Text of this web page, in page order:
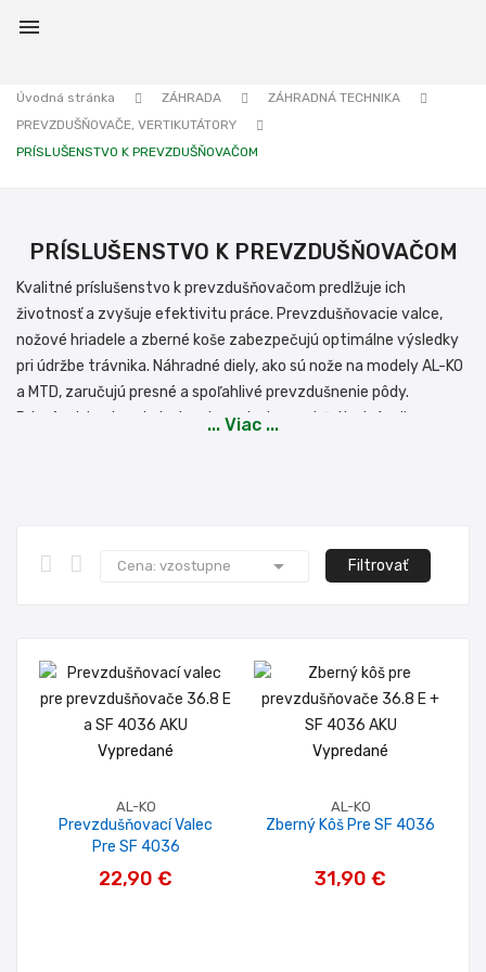

Úvodná stránka ZÁHRADA
ZÁHRADNÁ TECHNIKA
PREVZDUŠŇOVAČE, VERTIKUTÁTORY
PRÍSLUŠENSTVO K PREVZDUŠŇOVAČOM
PRÍSLUŠENSTVO K PREVZDUŠŇOVAČOM
Kvalitné príslušenstvo k prevzdušňovačom predlžuje ich
životnosť a zvyšuje efektivitu práce. Prevzdušňovacie valce,
nožové hriadele a zberné koše zabezpečujú optimálne výsledky
pri údržbe trávnika. Náhradné diely, ako sú nože na modely AL-KO
a MTD, zaručujú presné a spoľahlivé prevzdušnenie pôdy.
Prispôsobte si svoj stroj podľa potreby a udržujte trávnik v
... Viac ...
Cena: vzostupne  Filtrovať
Vypredané
AL-KO
Prevzdušňovací Valec
Pre SF 4036
22,90 €
Vypredané
AL-KO
Zberný Kôš Pre SF 4036
31,90 €